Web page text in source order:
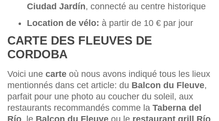
Ciudad Jardín, connecté au centre historique
Location de vélo: à partir de 10 € par jour
CARTE DES FLEUVES DE
CORDOBA
Voici une carte où nous avons indiqué tous les lieux
mentionnés dans cet article: du Balcon du Fleuve,
parfait pour une photo au coucher du soleil, aux
restaurants recommandés comme la Taberna del
Río , le Balcon du Fleuve ou le restaurant grill Río